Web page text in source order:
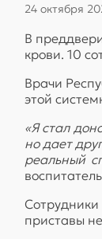
24 октября
В
крови. 10
Врачи
этой
«Я стал
но дает
реальный
приставы